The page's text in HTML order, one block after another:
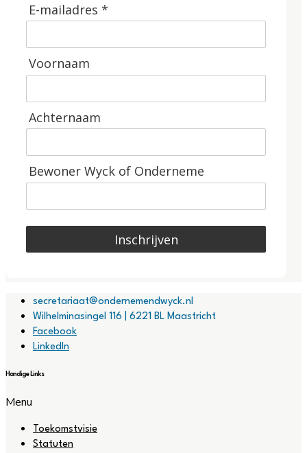
E-mailadres *
Voornaam
Achternaam
Bewoner Wyck of Onderneme
Inschrijven
secretariaat@ondernemendwyck.nl
Wilhelminasingel 116 | 6221 BL Maastricht
Facebook
LinkedIn
Handige Links
Menu
Toekomstvisie
Statuten